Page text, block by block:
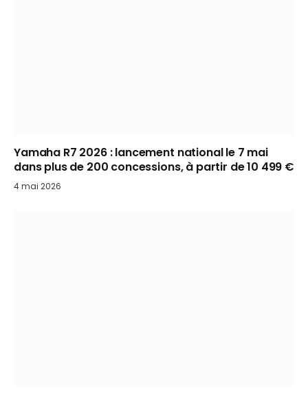
Yamaha R7 2026 : lancement national le 7 mai
dans plus de 200 concessions, à partir de 10 499 €
4 mai 2026